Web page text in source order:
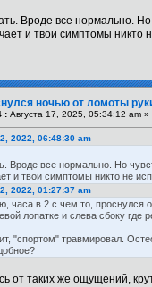
Вроде все нормально.
и твои симптомы
ночью от ломоты
: Августа 17, 2025, 05:34:12 am »
2022, 06:48:30 am
Вроде все нормально. Но
и твои симптомы никто не
2022, 01:27:37 am
часа в 2 с чем то, проснулся
лопатке и слева сбоку
"спортом" травмировал.
от таких же ощущений,